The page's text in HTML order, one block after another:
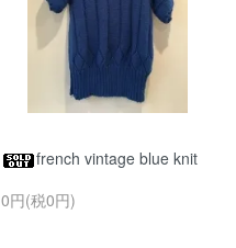
french vintage blue knit
0円(税0円)